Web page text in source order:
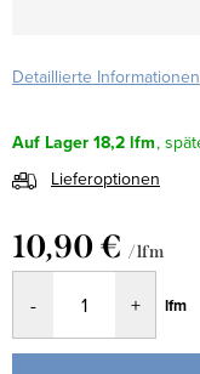
Detaillierte Informationen
Auf Lager18,2 lfm
Lieferoptionen
10,90 € / lfm
lfm